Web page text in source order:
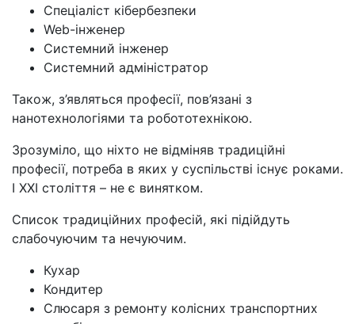
Спеціаліст кібербезпеки
Web-інженер
Системний інженер
Системний адміністратор
Також, з’являться професії, пов’язані з
нанотехнологіями та робототехнікою.
Зрозуміло, що ніхто не відміняв традиційні
професії, потреба в яких у суспільстві існує роками.
І ХХІ століття – не є винятком.
Список традиційних професій, які підійдуть
слабочуючим та нечуючим.
Кухар
Кондитер
Слюсаря з ремонту колісних транспортних